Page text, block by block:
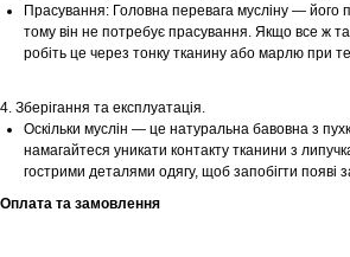
Прасування: Головна перевага мусліну —
тому він не потребує прасування. Якщо все ж
робіть це через тонку тканину або марлю при
4. Зберігання та експлуатація.
Оскільки муслін — це натуральна бавовна з
намагайтеся уникати контакту тканини з
гострими деталями одягу, щоб запобігти появі
Оплата та замовлення
Шоурум
Tekstura
Заплануйте візит у простір створений
для вас